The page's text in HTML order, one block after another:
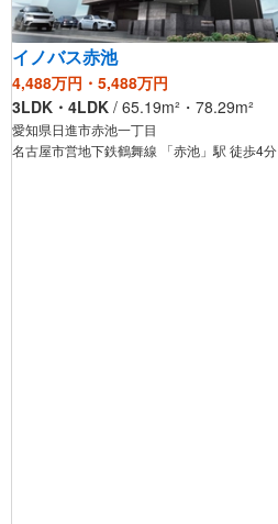
イノバス赤池
4,488万円・5,488万円
3LDK・4LDK / 65.19m² ・78.29m²
愛知県日進市赤池一丁目
名古屋市営地下鉄鶴舞線 「赤池」駅 徒歩4分